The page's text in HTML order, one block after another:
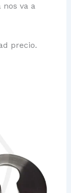
va a
precio.